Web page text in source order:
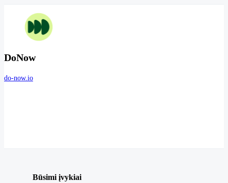
DoNow
do-now.io
Būsimi įvykiai